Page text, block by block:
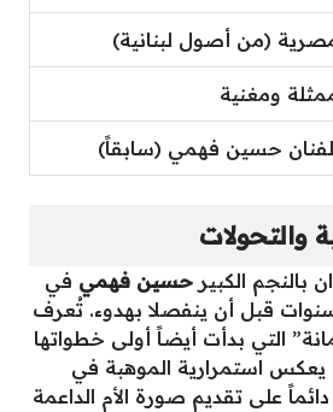
(من أصول لبنانية)
ومغنية
حسين فهمي (سابقاً)
والتحولات
بالنجم الكبير حسين فهمي في
قبل أن ينفصلا بهدوء. تُعرف
التي بدأت أيضاً أولى خطواتها
يعكس استمرارية الموهبة في
على تقديم صورة الأم الداعمة